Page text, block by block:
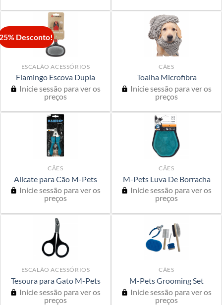
Desconto!
ESCALÃO ACESSÓRIOS
Flamingo Escova Dupla
Inicie sessão para ver os
preços
CÃES
Toalha Microfibra
Inicie sessão para ver os
preços
CÃES
Alicate para Cão M-Pets
Inicie sessão para ver os
preços
CÃES
M-Pets Luva De Borracha
Inicie sessão para ver os
preços
ESCALÃO ACESSÓRIOS
Tesoura para Gato M-Pets
Inicie sessão para ver os
preços
CÃES
M-Pets Grooming Set
Inicie sessão para ver os
preços